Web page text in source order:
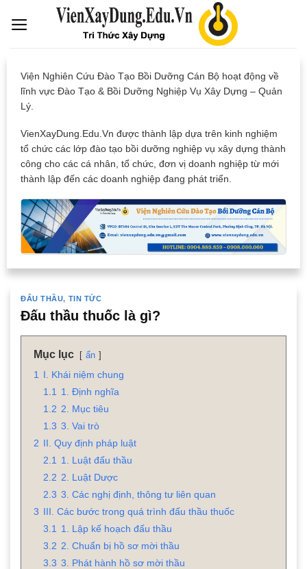
Viện Nghiên Cứu Đào Tạo Bồi Dưỡng Cán Bộ hoạt động về
lĩnh vực Đào Tạo & Bồi Dưỡng Nghiệp Vụ Xây Dựng – Quản
Lý.
VienXayDung.Edu.Vn được thành lập dựa trên kinh nghiệm
tổ chức các lớp đào tạo bồi dưỡng nghiệp vụ xây dựng thành
công cho các cá nhân, tổ chức, đơn vị doanh nghiệp từ mới
thành lập đến các doanh nghiệp đang phát triển.
ĐẤU THẦU, TIN TỨC
Đấu thầu thuốc là gì?
Mục lục ẩn
1
I. Khái niệm chung
1.1
1. Định nghĩa
1.2 2. Mục tiêu
1.3 3. Vai trò
2 II. Quy định pháp luật
2.1
1. Luật đấu thầu
2.2 2. Luật Dược
2.3 3. Các nghị định, thông tư liên quan
3 III. Các bước trong quá trình đấu thầu thuốc
3.1
1. Lập kế hoạch đấu thầu
3.2 2. Chuẩn bị hồ sơ mời thầu
3.3 3. Phát hành hồ sơ mời thầu